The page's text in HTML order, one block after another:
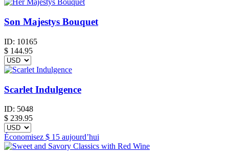
Son Majestys Bouquet
ID: 10165
$ 144.95
Scarlet Indulgence
ID: 5048
$ 239.95
Économisez $ 15 aujourd’hui